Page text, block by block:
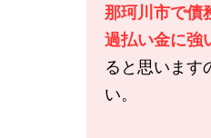
那珂川市で債
過払い金に強
ると思います
い。